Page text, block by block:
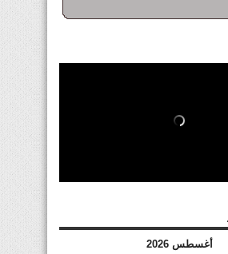
أغسطس 2026